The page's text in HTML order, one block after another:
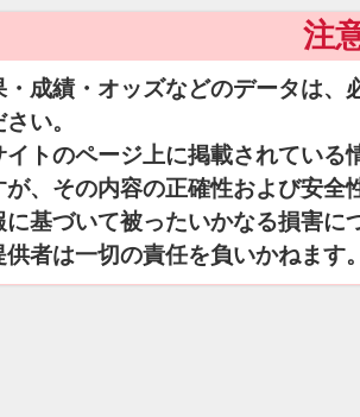
注
・成績・オッズなどのデータは、
さい。
イトのページ上に掲載されている
が、その内容の正確性および安
に基づいて被ったいかなる損害に
供者は一切の責任を負いかねます。